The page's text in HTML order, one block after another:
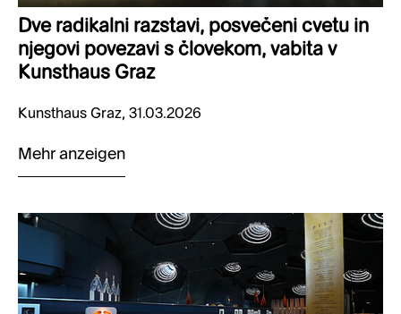
Dve radikalni razstavi, posvečeni cvetu in
njegovi povezavi s človekom, vabita v
Kunsthaus Graz
Kunsthaus Graz, 31.03.2026
Mehr anzeigen